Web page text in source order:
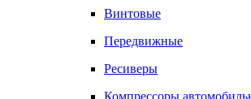
Винтовые
Передвижные
Ресиверы
Компрессоры